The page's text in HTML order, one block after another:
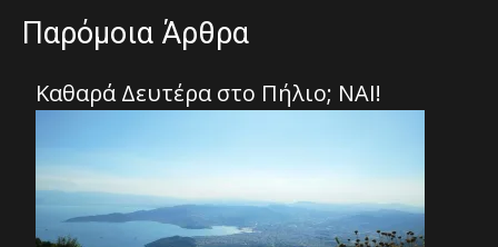
Παρόμοια Άρθρα
Καθαρά Δευτέρα στο Πήλιο; ΝΑΙ!